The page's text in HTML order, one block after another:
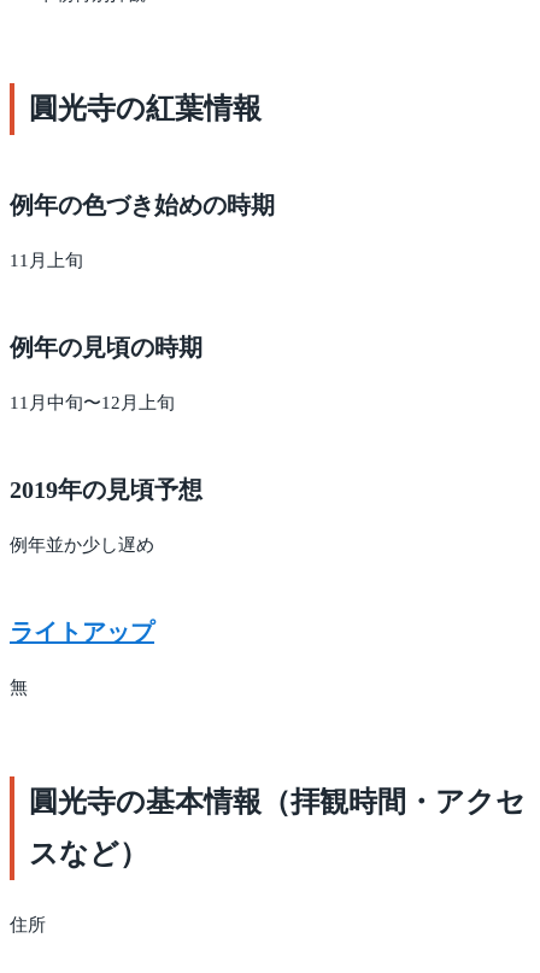
圓光寺の紅葉情報
例年の色づき始めの時期
11月上旬
例年の見頃の時期
11月中旬〜12月上旬
2019年の見頃予想
例年並か少し遅め
ライトアップ
無
圓光寺の基本情報（拝観時間・アクセ
スなど）
住所